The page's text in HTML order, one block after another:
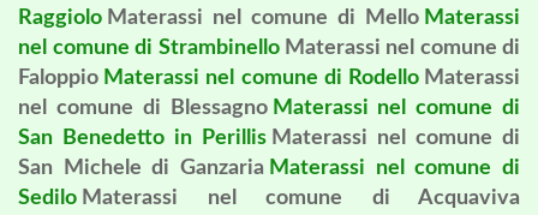
Raggiolo Materassi nel comune di Mello Materassi
nel comune di Strambinello Materassi nel comune di
Faloppio Materassi nel comune di Rodello Materassi
nel comune di Blessagno Materassi nel comune di
San Benedetto in Perillis Materassi nel comune di
San Michele di Ganzaria Materassi nel comune di
Sedilo Materassi nel comune di Acquaviva